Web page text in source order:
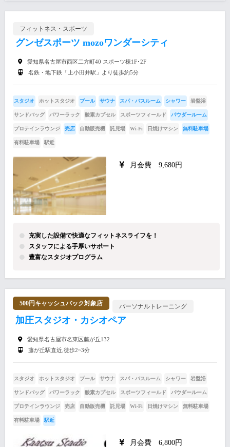
フィットネス・スポーツ
グンゼスポーツ mozoワンダーシティ
愛知県名古屋市西区二方町40 スポーツ棟1F･2F
名鉄・地下鉄「上小田井駅」より徒歩約5分
スタジオ ホットスタジオ プール サウナ スパ・バスルーム シャワー 岩盤浴
サンドバッグ パワーラック 酸素カプセル スポーツフィールド パウダールーム
プロテインラウンジ 売店 自動販売機 託児場 Wi-Fi 日焼けマシン 無料駐車場
有料駐車場 駅近
月会費 9,680円
充実した設備で快適なフィットネスライフを！
スタッフによる手厚いサポート
豊富なスタジオプログラム
500円キャッシュバック対象店 パーソナルトレーニング
加圧スタジオ・カシオペア
愛知県名古屋市名東区藤が丘132
藤が丘駅直近,徒歩2~3分
スタジオ ホットスタジオ プール サウナ スパ・バスルーム シャワー 岩盤浴
サンドバッグ パワーラック 酸素カプセル スポーツフィールド パウダールーム
プロテインラウンジ 売店 自動販売機 託児場 Wi-Fi 日焼けマシン 無料駐車場
有料駐車場 駅近
月会費 6,800円